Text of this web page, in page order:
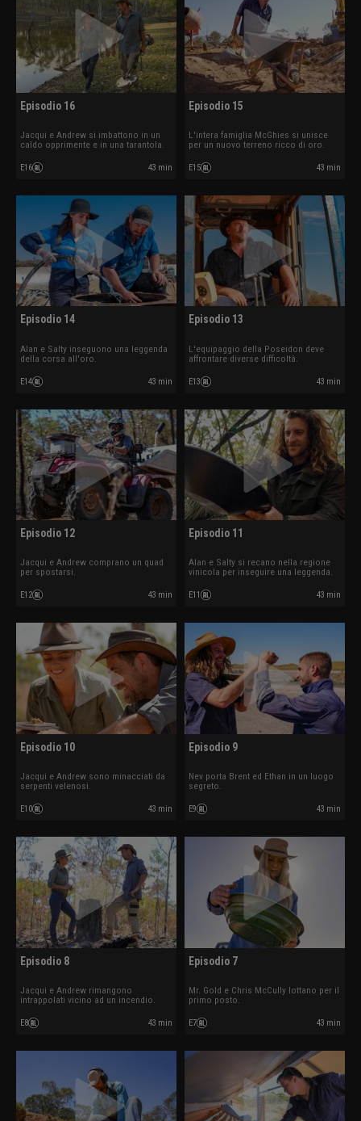
Episodio 16
Jacqui e Andrew si imbattono in un
caldo opprimente e in una tarantola.
E16 43 min
Episodio 15
L'intera famiglia McGhies si unisce
per un nuovo terreno ricco di oro.
E15 43 min
Episodio 14
Alan e Salty inseguono una leggenda
della corsa all'oro.
E14 43 min
Episodio 13
L'equipaggio della Poseidon deve
affrontare diverse difficoltà.
E13 43 min
Episodio 12
Jacqui e Andrew comprano un quad
per spostarsi.
E12 43 min
Episodio 11
Alan e Salty si recano nella regione
vinicola per inseguire una leggenda.
E11 43 min
Episodio 10
Jacqui e Andrew sono minacciati da
serpenti velenosi.
E10 43 min
Episodio 9
Nev porta Brent ed Ethan in un luogo
segreto.
E9 43 min
Episodio 8
Jacqui e Andrew rimangono
intrappolati vicino ad un incendio.
E8 43 min
Episodio 7
Mr. Gold e Chris McCully lottano per il
primo posto.
E7 43 min